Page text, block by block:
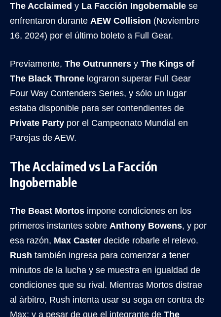
The Acclaimed y La Facción Ingobernable se
enfrentaron durante AEW Collision (Noviembre
16, 2024) por el último boleto a Full Gear.
Previamente, The Outrunners y The Kings of
The Black Throne lograron superar Full Gear
Four Way Contenders Series, y sólo un lugar
estaba disponible para ser contendientes de
Private Party por el Campeonato Mundial en
Parejas de AEW.
The Acclaimed vs La Facción
Ingobernable
The Beast Mortos impone condiciones en los
primeros instantes sobre Anthony Bowens, y por
esa razón, Max Caster decide robarle el relevo.
Rush también ingresa para comenzar a tener
minutos de la lucha y se muestra en igualdad de
condiciones que su rival. Mientras Mortos distrae
al árbitro, Rush intenta usar su soga en contra de
Max; y a pesar de que el integrante de The